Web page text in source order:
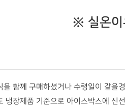
※ 실온이
을 함께 구매하셨거나 수령일이 같을
냉장제품 기준으로 아이스박스에 신